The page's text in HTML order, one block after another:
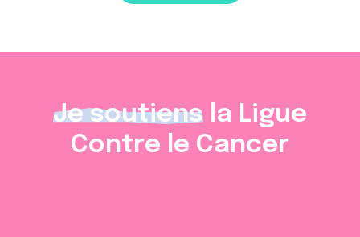
Je soutiens la Ligue
Contre le Cancer